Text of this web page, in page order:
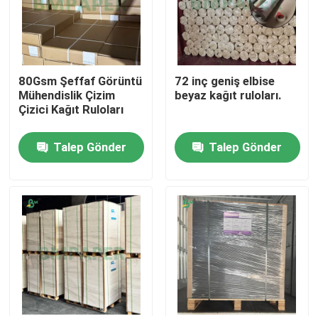
Ana sayfa
Ürünler
Hakkımızda
80Gsm Şeffaf Görüntü
Mühendislik Çizim
Çizici Kağıt Ruloları
Talep Gönder
72 inç geniş elbise
beyaz kağıt ruloları.
Talep Gönder